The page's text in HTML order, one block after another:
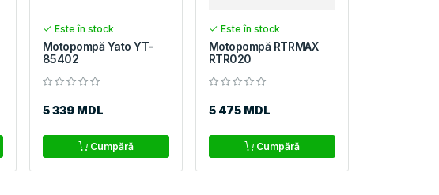
Este în stock
Motopompă Yato YT-
85402
5 339 MDL
Cumpără
Este în stock
Motopompă RTRMAX
RTR020
5 475 MDL
Cumpără